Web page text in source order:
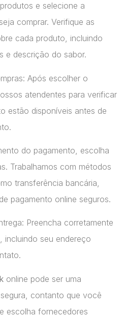
e selecione a
comprar. Verifique as
cada produto, incluindo
e descrição do sabor.
Após escolher o
atendentes para verificar
estão disponíveis antes de
do pagamento, escolha
Trabalhamos com métodos
transferência bancária,
pagamento online seguros.
Preencha corretamente
incluindo seu endereço
online pode ser uma
contanto que você
escolha fornecedores